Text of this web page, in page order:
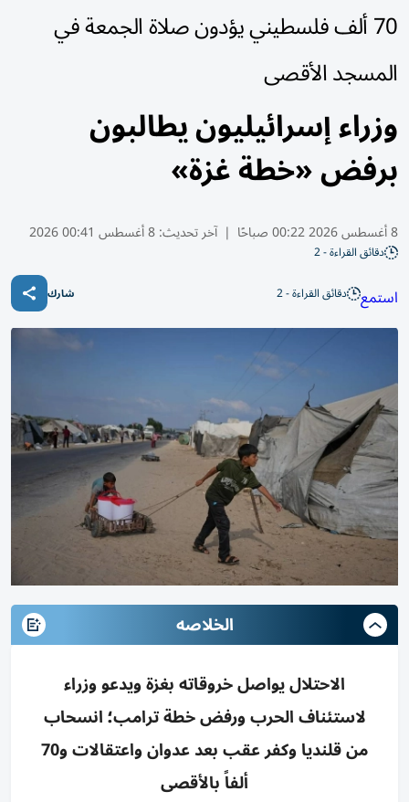
70 ألف فلسطيني يؤدون صلاة الجمعة في
المسجد الأقصى
وزراء إسرائيليون يطالبون
برفض «خطة غزة»
8 أغسطس 2026 00:22 صباحًا | آخر تحديث:8 أغسطس 00:41 2026
دقائق القراءة - 2
استمع دقائق القراءة - 2 شارك
الخلاصه
الاحتلال يواصل خروقاته بغزة ويدعو وزراء
لاستئناف الحرب ورفض خطة ترامب؛ انسحاب
من قلنديا وكفر عقب بعد عدوان واعتقالات و70
ألفاً بالأقصى